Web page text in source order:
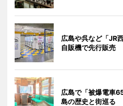
広島や呉など「JR
自販機で先行販売
広島で「被爆電車
島の歴史と街巡る